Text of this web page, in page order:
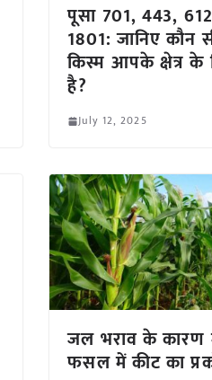
पूसा 701, 443,
1801: जानिए कौन
किस्म आपके क्षेत्र के
है?
July 12, 2025
जल भराव के कारण
फसल में कीट का